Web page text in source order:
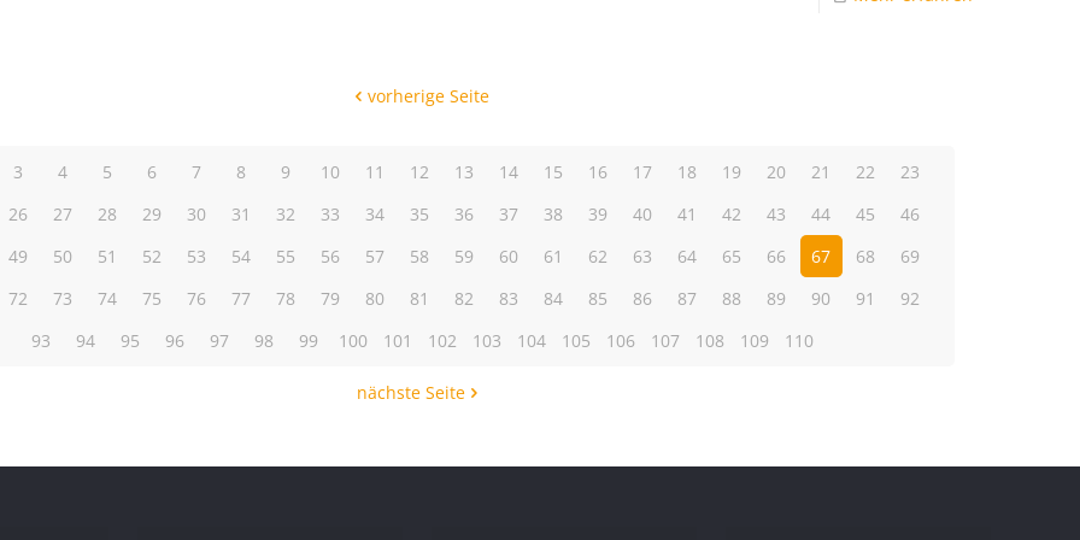
vorherige Seite
3 4 5 6 7 8 9 10 11 12 13 14 15 16 17 18 19 20 21 22
23
26 27 28 29 30 31 32 33 34 35 36 37 38 39 40 41 42 43 44 45
46
49 50 51 52 53 54 55 56 57 58 59 60 61 62 63 64 65 66 67 68
69
72 73 74 75 76 77 78 79 80 81 82 83 84 85 86 87 88 89 90 91
92
93
94 95 96 97 98 99 100 101 102 103 104 105 106 107 108 109 110
nächste Seite